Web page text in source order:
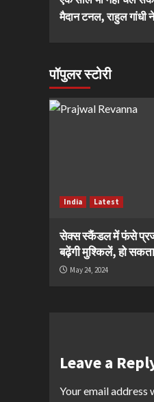
Reading
मैदान टनल, राहुल गांधी
पॉपुलर स्टोरी
India Latest
सेक्स स्कैंडल में फंसे
बढ़ेंगी मुश्किलें, हो
May 24, 2024
Leave a
Your email address